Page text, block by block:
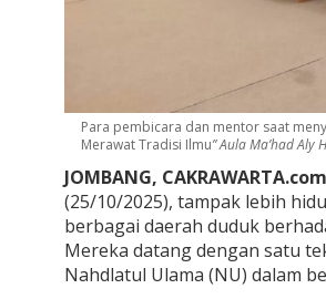
p
A
b
a
d
i
k
a
n
K
Para pembicara dan mentor saat
Merawat Tradisi Ilmu” Aula Ma’had Aly
JOMBANG, CAKRAWARTA.com
(25/10/2025), tampak lebih
berbagai daerah duduk
Mereka datang dengan satu
Nahdlatul Ulama (NU) dalam